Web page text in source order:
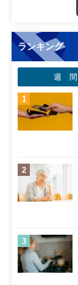
ランキング
週 間